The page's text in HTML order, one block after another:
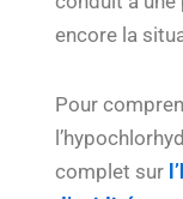
encore la
Pour
complet sur